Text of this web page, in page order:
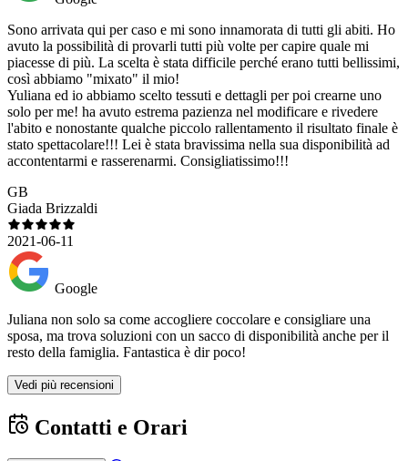
Sono arrivata qui per caso e mi sono innamorata di tutti gli abiti. Ho
avuto la possibilità di provarli tutti più volte per capire quale mi
piacesse di più. La scelta è stata difficile perché erano tutti bellissimi,
così abbiamo "mixato" il mio!
Yuliana ed io abbiamo scelto tessuti e dettagli per poi crearne uno
solo per me! ha avuto estrema pazienza nel modificare e rivedere
l'abito e nonostante qualche piccolo rallentamento il risultato finale è
stato spettacolare!!! Lei è stata bravissima nella sua disponibilità ad
accontentarmi e rasserenarmi. Consigliatissimo!!!
GB
Giada Brizzaldi
2021-06-11
Google
Juliana non solo sa come accogliere coccolare e consigliare una
sposa, ma trova soluzioni con un sacco di disponibilità anche per il
resto della famiglia. Fantastica è dir poco!
Vedi più recensioni
Contatti e Orari